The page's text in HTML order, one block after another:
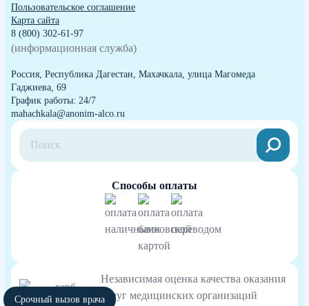
Пользовательское соглашение
Карта сайта
8 (800) 302-61-97
(информационная служба)
Россия, Республика Дагестан, Махачкала, улица Магомеда
Гаджиева, 69
График работы: 24/7
mahachkala@anonim-alco.ru
Способы оплаты
Независимая оценка качества оказания
услуг медицинских организаций
Срочный вызов врача